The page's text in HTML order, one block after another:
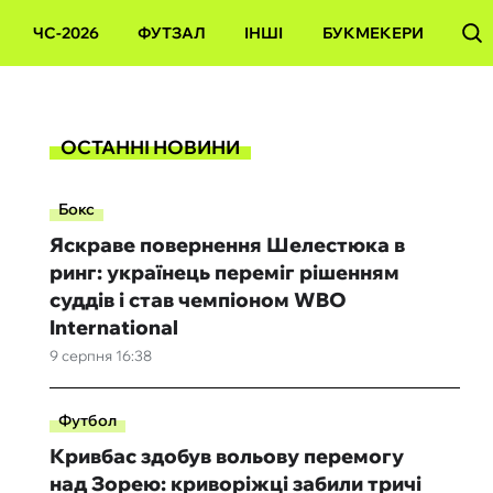
ЧС-2026 ФУТЗАЛ ІНШІ БУКМЕКЕРИ
ОСТАННІ НОВИНИ
Бокс
9 серпня 16:38
Яскраве повернення Шелестюка в
ринг: українець переміг рішенням
суддів і став чемпіоном WBO
International
Футбол
Кривбас здобув вольову перемогу
над Зорею: криворіжці забили тричі